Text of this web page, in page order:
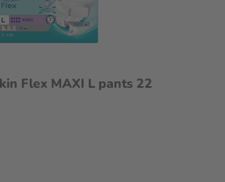
Flex MAXI L pants 22